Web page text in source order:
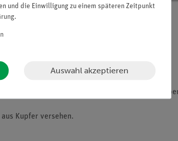
Schicht aus Nickel, Chrom, Silber oder Gold
Kupfer versehen.
und die Einwilligung zu einem späteren Zeitpunkt
.
Auswahl akzeptieren